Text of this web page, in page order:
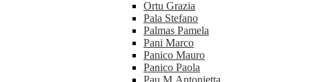
Ortu Grazia
Pala Stefano
Palmas Pamela
Pani Marco
Panico Mauro
Panico Paola